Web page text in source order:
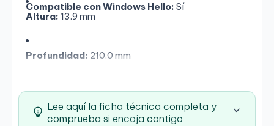
Compatible con Windows Hello: Sí
Altura: 13.9 mm
Profundidad: 210.0 mm
Peso:Desde 1.44 kg
Lee aquí la ficha técnica completa y
comprueba si encaja contigo